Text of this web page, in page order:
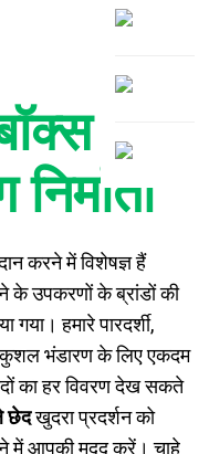
|
करने में विशेषज्ञ हैं
के उपकरणों के ब्रांडों की
हमारे पारदर्शी,
कुशल भंडारण के लिए एकदम
का हर विवरण देख सकते
छेदखुदरा प्रदर्शन को
में आपकी मदद करें। चाहे